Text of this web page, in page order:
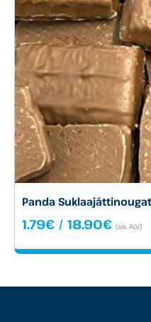
Panda Suklaajättinougat
1.79€ / 18.90€
-
(sis. ALV)